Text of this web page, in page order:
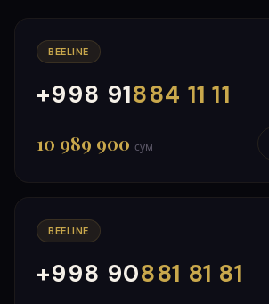
BEELINE
+998 91884 11 11
000
999
10 989 900 сум
BEELINE
+998 90881 81 81
000
999